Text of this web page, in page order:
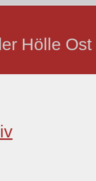
Hölle Ost